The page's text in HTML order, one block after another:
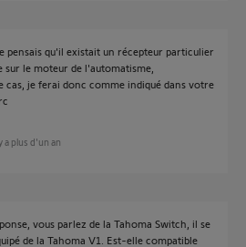
pensais qu'il existait un récepteur particulier
le moteur de l'automatisme,
cas, je ferai donc comme indiqué dans votre
a plus d'un an
vous parlez de la Tahoma Switch, il se
de la Tahoma V1. Est-elle compatible